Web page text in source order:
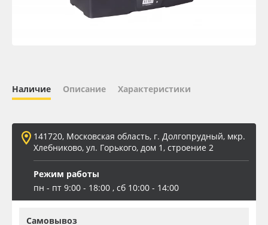
ПЭТ бэклит
Вспененный ПВХ
Наличие Описание Характеристики
141720, Московская область, г. Долгопрудный, мкр.
Хлебниково, ул. Горького, дом 1, строение 2
Режим работы
пн - пт 9:00 - 18:00 , сб 10:00 - 14:00
Самовывоз